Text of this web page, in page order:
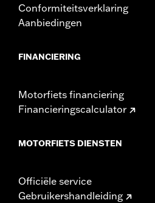
Conformiteitsverklaring
Aanbiedingen
FINANCIERING
Motorfiets financiering
Financieringscalculator
MOTORFIETS DIENSTEN
Officiële service
Gebruikershandleiding